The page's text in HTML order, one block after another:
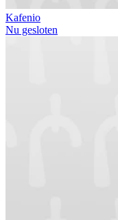
Kafenio
Nu gesloten